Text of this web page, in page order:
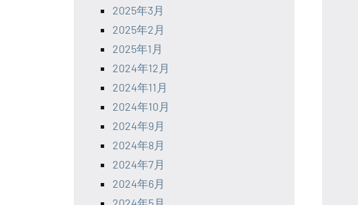
2025年3月
2025年2月
2025年1月
2024年12月
2024年11月
2024年10月
2024年9月
2024年8月
2024年7月
2024年6月